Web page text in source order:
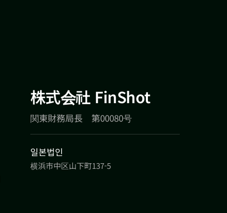
株式会社 FinShot
関東財務局長 第00080号
일본법인
横浜市中区山下町137-5